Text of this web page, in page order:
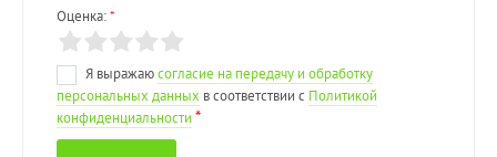
Оценка:*
Я выражаюсогласие на передачу и обработку
персональных данных в соответствии с Политикой
конфиденциальности *